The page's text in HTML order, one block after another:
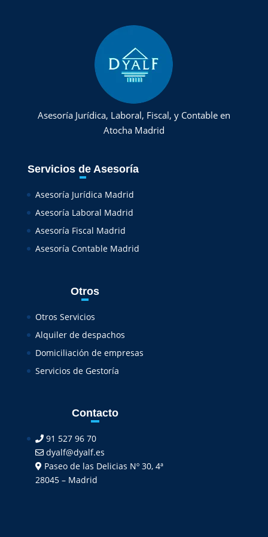
Asesoría Jurídica, Laboral, Fiscal, y Contable en
Atocha Madrid
Servicios de Asesoría
Asesoría Jurídica Madrid
Asesoría Laboral Madrid
Asesoría Fiscal Madrid
Asesoría Contable Madrid
Otros
Otros Servicios
Alquiler de despachos
Domiciliación de empresas
Servicios de Gestoría
Contacto
91 527 96 70
dyalf@dyalf.es
Paseo de las Delicias Nº 30, 4ª
28045 – Madrid